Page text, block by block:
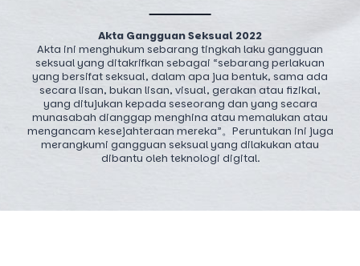
Akta Gangguan Seksual 2022
Akta ini menghukum sebarang tingkah laku gangguan
seksual yang ditakrifkan sebagai “sebarang perlakuan
yang bersifat seksual, dalam apa jua bentuk, sama ada
secara lisan, bukan lisan, visual, gerakan atau fizikal,
yang ditujukan kepada seseorang dan yang secara
munasabah dianggap menghina atau memalukan atau
mengancam kesejahteraan mereka”。Peruntukan ini juga
merangkumi gangguan seksual yang dilakukan atau
dibantu oleh teknologi digital.